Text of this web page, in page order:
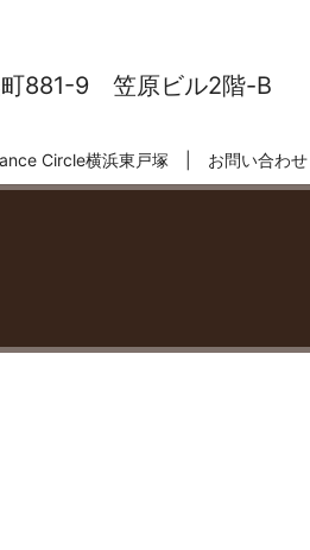
町881-9 笠原ビル2階-B
Circle横浜東戸塚 お問い合わせ